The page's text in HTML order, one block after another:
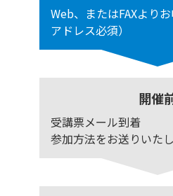
Web、またはFAXより
アドレス必須）
開催
受講票メール到着
参加方法をお送りいたし